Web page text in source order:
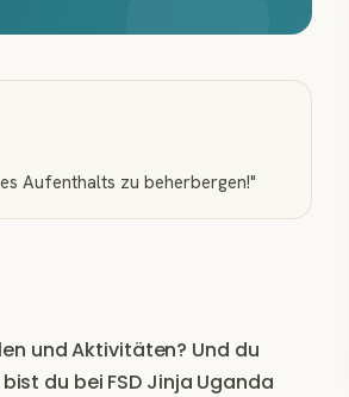
Aufenthalts zu beherbergen!"
und Aktivitäten? Und du
du bei FSD Jinja Uganda